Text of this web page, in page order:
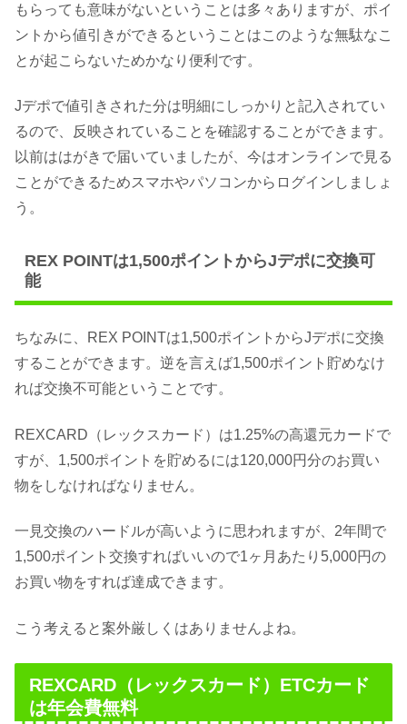
もらっても意味がないということは多々ありますが、ポイ
ントから値引きができるということはこのような無駄なこ
とが起こらないためかなり便利です。
Jデポで値引きされた分は明細にしっかりと記入されてい
るので、反映されていることを確認することができます。
以前ははがきで届いていましたが、今はオンラインで見る
ことができるためスマホやパソコンからログインしましょ
う。
REX POINTは1,500ポイントからJデポに交換可
能
ちなみに、REX POINTは1,500ポイントからJデポに交換
することができます。逆を言えば1,500ポイント貯めなけ
れば交換不可能ということです。
REXCARD（レックスカード）は1.25%の高還元カードで
すが、1,500ポイントを貯めるには120,000円分のお買い
物をしなければなりません。
一見交換のハードルが高いように思われますが、2年間で
1,500ポイント交換すればいいので1ヶ月あたり5,000円の
お買い物をすれば達成できます。
こう考えると案外厳しくはありませんよね。
REXCARD（レックスカード）ETCカード
は年会費無料